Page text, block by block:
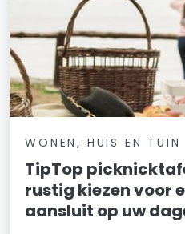
WONEN, HUIS EN TUIN
TipTop
rustig kiezen voor
aansluit op uw